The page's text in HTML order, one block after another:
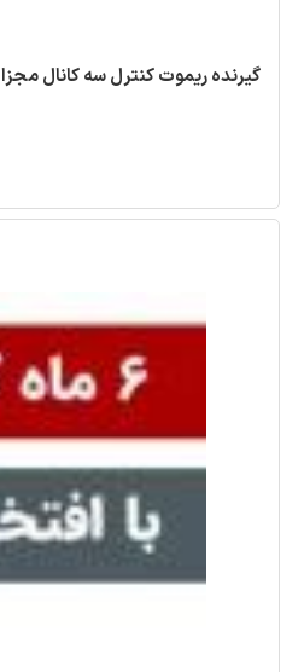
گیرنده ریموت کنترل سه کانال مجزا 220 ولت همراه با دو عدد ریموت [ مد ABC ]